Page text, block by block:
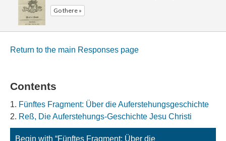
Go there »
Return to the main Responses page
Contents
Fünftes Fragment: Über die Auferstehungsgeschichte
Reß, Die Auferstehungs-Geschichte Jesu Christi
Begin with “Fünftes Fragment: Über die